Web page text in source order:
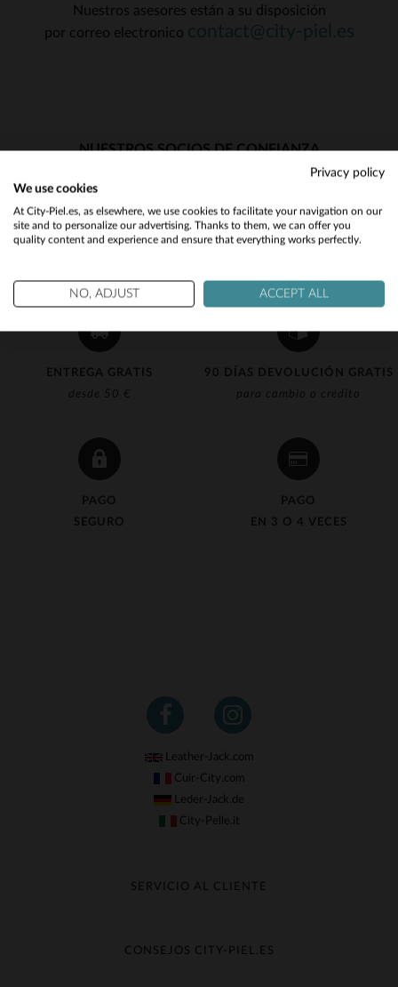
ENTREGA GRATIS
desde 50 €
90 DÍAS DEVOLUCIÓN GRATIS
para cambio o crédito
PAGO
SEGURO
PAGO
EN 3 O 4 VECES
Nuestros asesores están a su disposición
por correo electronico
NUESTROS SOCIOS DE CONFIANZA
Leather-Jack.com
Cuir-City.com
Leder-Jack.de
City-Pelle.it
SERVICIO AL CLIENTE
Cambio & Reembolso
CONSEJOS CITY-PIEL.ES
Would you like to be redirected to our English site?
No
Yes
Privacy policy
We use cookies
At City-Piel.es, as elsewhere, we use cookies to facilitate your navigation on our
site and to personalize our advertising. Thanks to them, we can offer you
quality content and experience and ensure that everything works perfectly.
NO, ADJUST ACCEPT ALL